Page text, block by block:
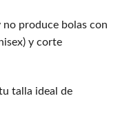
no produce bolas con
y corte
talla ideal de